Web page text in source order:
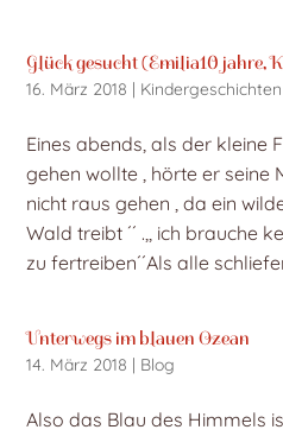
Glück gesucht (Emilia10 jahre,
16. März 2018 | Kindergeschichten
Eines abends, als der kleine
gehen wollte , hörte er seine
nicht raus gehen , da ein
Wald treibt ´´ .,, ich brauche
zu fertreiben´´Als alle
Unterwegs im blauen Ozean
14. März 2018 | Blog
Also das Blau des Himmels